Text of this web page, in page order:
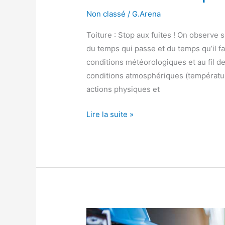
Non classé / G.Arena
Toiture : Stop aux fuites ! On observe
du temps qui passe et du temps qu’il
conditions météorologiques et au fil
conditions atmosphériques
actions physiques et
Lire la suite »
Quelques